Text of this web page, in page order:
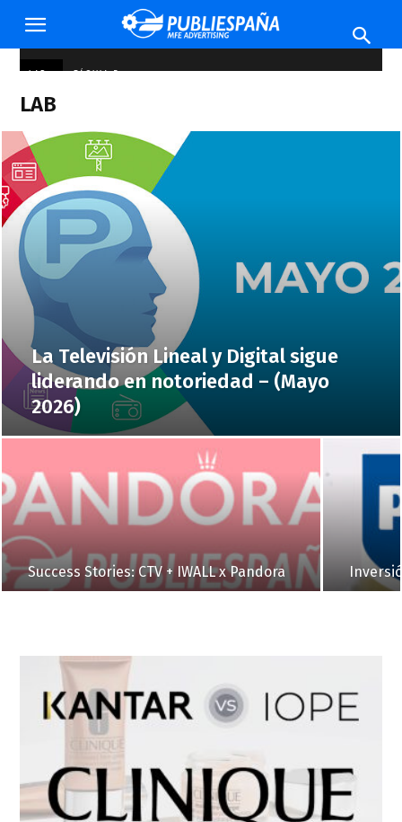
Publiespaña
LAB PÁGINA 5
LAB
La Televisión Lineal y Digital sigue
liderando en notoriedad – (Mayo
2026)
Success Stories: CTV + IWALL x Pandora